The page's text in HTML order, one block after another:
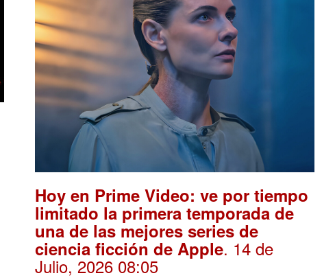
Hoy en Prime Video: ve por tiempo
limitado la primera temporada de
una de las mejores series de
ciencia ficción de Apple. 14 de
Julio, 2026 08:05